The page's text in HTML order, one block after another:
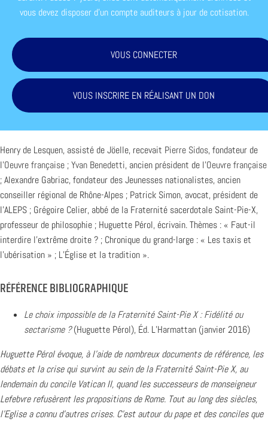
vous devez disposer d'un compte auditeurs à jour de cotisation.
VOUS CONNECTER
VOUS INSCRIRE EN RÉALISANT UN DON
Henry de Lesquen, assisté de Jöelle, recevait Pierre Sidos, fondateur de
l’Oeuvre française ;Yvan Benedetti, ancien président de l’Oeuvre française
; Alexandre Gabriac, fondateur des Jeunesses nationalistes, ancien
conseiller régional de Rhône-Alpes ; Patrick Simon, avocat, président de
l’ALEPS ; Grégoire Celier, abbé de la Fraternité sacerdotale Saint-Pie-X,
professeur de philosophie ; Huguette Pérol, écrivain. Thèmes : « Faut-il
interdire l’extrême droite ? ; Chronique du grand-large : « Les taxis et
l’ubérisation » ; L’Église et la tradition ».
RÉFÉRENCE BIBLIOGRAPHIQUE
Le choix impossible de la Fraternité Saint-Pie X : Fidélité ou
sectarisme ?(Huguette Pérol), Éd. L’Harmattan (janvier 2016)
Huguette Pérol évoque, à l’aide de nombreux documents de référence, les
débats et la crise qui survint au sein de la Fraternité Saint-Pie X, au
lendemain du concile Vatican II, quand les successeurs de monseigneur
Lefebvre refusèrent les propositions de Rome. Tout au long des siècles,
l’Eglise a connu d’autres crises. C’est autour du pape et des conciles que